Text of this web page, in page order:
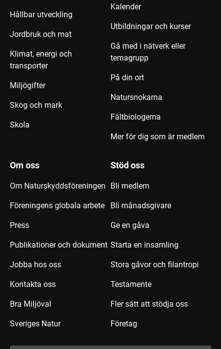
Hållbar utveckling
Jordbruk och mat
Klimat, energi och
transporter
Miljögifter
Skog och mark
Skola
Kalender
Utbildningar och kurser
Gå med i nätverk eller
temagrupp
På din ort
Natursnokarna
Fältbiologerna
Mer för dig som är medlem
Om oss
Om Naturskyddsföreningen
Föreningens globala arbete
Press
Publikationer och dokument
Jobba hos oss
Kontakta oss
Bra Miljöval
Sveriges Natur
Stöd oss
Bli medlem
Bli månadsgivare
Ge en gåva
Starta en insamling
Stora gåvor och filantropi
Testamente
Fler sätt att stödja oss
Företag